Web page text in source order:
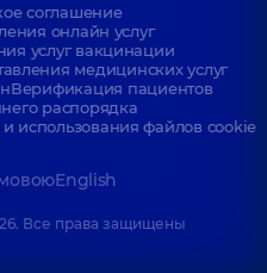
соглашение
онлайн услуг
услуг вакцинации
медицинских услуг
Верификация пациентов
распорядка
использования файлов cookie
English
Все права защищены